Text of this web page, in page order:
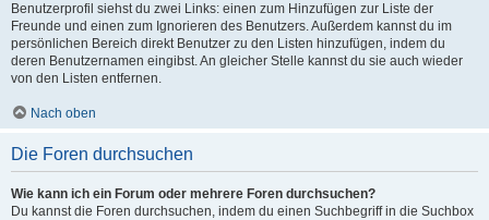
Benutzerprofil siehst du zwei Links: einen zum Hinzufügen zur Liste der
Freunde und einen zum Ignorieren des Benutzers. Außerdem kannst du im
persönlichen Bereich direkt Benutzer zu den Listen hinzufügen, indem du
deren Benutzernamen eingibst. An gleicher Stelle kannst du sie auch wieder
von den Listen entfernen.
Nach oben
Die Foren durchsuchen
Wie kann ich ein Forum oder mehrere Foren durchsuchen?
Du kannst die Foren durchsuchen, indem du einen Suchbegriff in die Suchbox